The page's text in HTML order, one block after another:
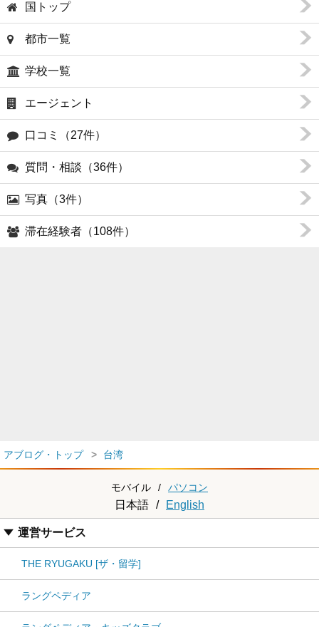
国トップ
都市一覧
学校一覧
エージェント
口コミ（27件）
質問・相談（36件）
写真（3件）
滞在経験者（108件）
アブログ・トップ 台湾
モバイル / パソコン
日本語 / English
運営サービス
THE RYUGAKU [ザ・留学]
ラングペディア